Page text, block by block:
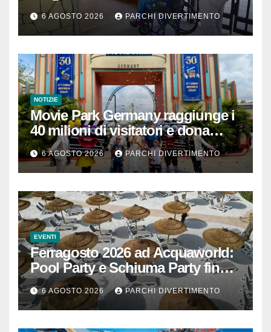
passeggino o sedia a rotelle
6 AGOSTO 2026 PARCHI DIVERTIMENTO
NOTIZIE
Movie Park Germany raggiunge i
40 milioni di visitatori e dona
40.000 euro
6 AGOSTO 2026 PARCHI DIVERTIMENTO
EVENTI
Ferragosto 2026 ad Acquaworld:
Pool Party e Schiuma Party fino a
mezzanotte
6 AGOSTO 2026 PARCHI DIVERTIMENTO